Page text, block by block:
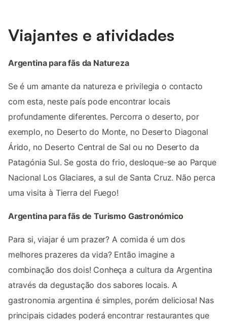
Viajantes e atividades
Argentina para fãs da Natureza
Se é um amante da natureza e privilegia o contacto
com esta, neste país pode encontrar locais
profundamente diferentes. Percorra o deserto, por
exemplo, no Deserto do Monte, no Deserto Diagonal
Árido, no Deserto Central de Sal ou no Deserto da
Patagónia Sul. Se gosta do frio, desloque-se ao Parque
Nacional Los Glaciares, a sul de Santa Cruz. Não perca
uma visita à Tierra del Fuego!
Argentina para fãs de Turismo Gastronómico
Para si, viajar é um prazer? A comida é um dos
melhores prazeres da vida? Então imagine a
combinação dos dois! Conheça a cultura da Argentina
através da degustação dos sabores locais. A
gastronomia argentina é simples, porém deliciosa! Nas
principais cidades poderá encontrar restaurantes que